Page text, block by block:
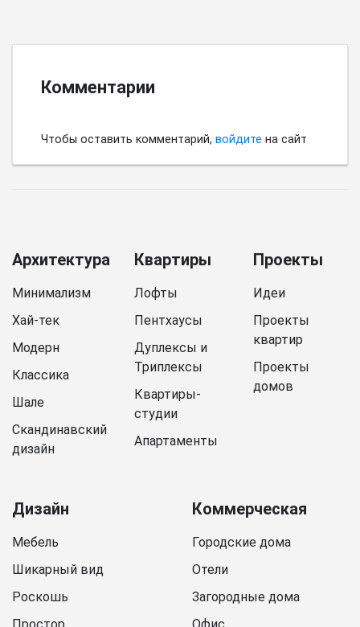
Комментарии
Чтобы оставить комментарий, войдите на сайт
Архитектура
Минимализм
Хай-тек
Модерн
Классика
Шале
Скандинавский
дизайн
Квартиры
Лофты
Пентхаусы
Дуплексы и
Триплексы
Квартиры-
студии
Апартаменты
Проекты
Идеи
Проекты
квартир
Проекты
домов
Дизайн
Мебель
Шикарный вид
Роскошь
Коммерческая
Городские дома
Отели
Загородные дома